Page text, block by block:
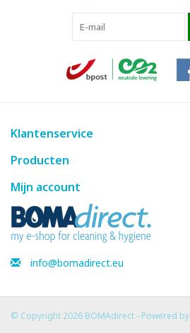
Klantenservice
Producten
Mijn account
info@bomadirect.eu
© Copyright 2026 BOMAdirect - Powered by